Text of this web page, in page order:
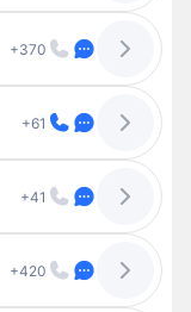
+370
+61
+41
+420